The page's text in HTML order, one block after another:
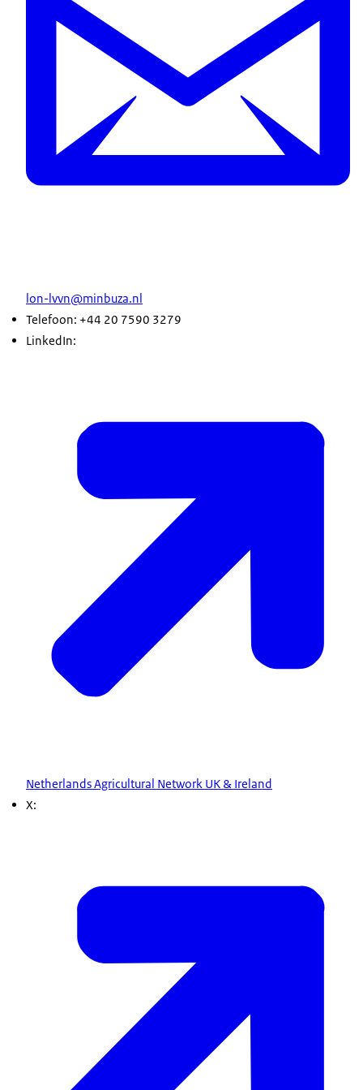
lon-lvvn@minbuza.nl
Telefoon: +44 20 7590 3279
LinkedIn:
Netherlands Agricultural Network UK & Ireland
X: